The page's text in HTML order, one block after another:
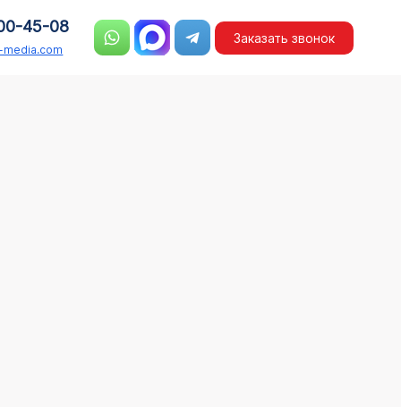
45-08
Заказать звонок